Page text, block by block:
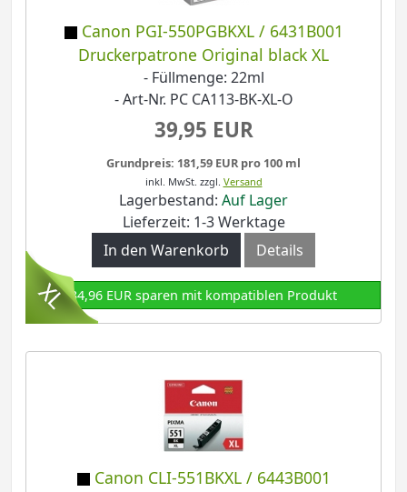
Canon PGI-550PGBKXL / 6431B001
Druckerpatrone Original black XL
- Füllmenge: 22ml
- Art-Nr. PC CA113-BK-XL-O
39,95 EUR
Grundpreis: 181,59 EUR pro 100 ml
inkl. MwSt. zzgl. Versand
Lagerbestand: Auf Lager
Lieferzeit: 1-3 Werktage
In den Warenkorb
Details
34,96 EUR sparen mit kompatiblen Produkt
Canon CLI-551BKXL / 6443B001